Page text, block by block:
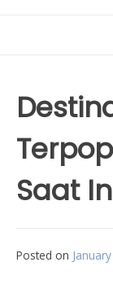
Saat
Posted on